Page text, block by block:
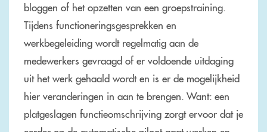
bloggen of het opzetten van een groepstraining.
Tijdens functioneringsgesprekken en
werkbegeleiding wordt regelmatig aan de
medewerkers gevraagd of er voldoende uitdaging
uit het werk gehaald wordt en is er de mogelijkheid
hier veranderingen in aan te brengen. Want: een
platgeslagen functieomschrijving zorgt ervoor dat je